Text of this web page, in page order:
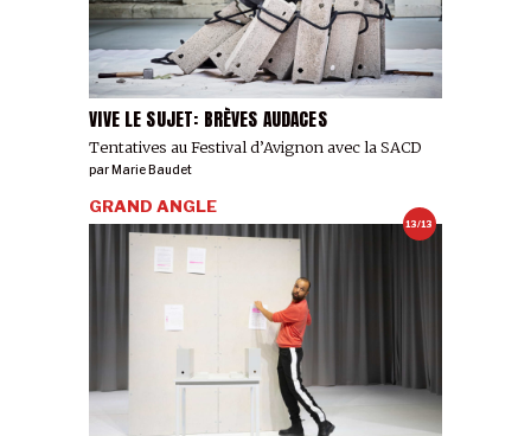
VIVE LE SUJET: BRÈVES AUDACES
Tentatives au Festival d’Avignon avec la SACD
par Marie Baudet
13/13
GRAND ANGLE